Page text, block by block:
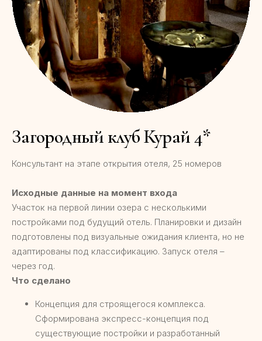
Загородный клуб Курай 4*
Консультант на этапе открытия отеля, 25 номеров
Исходные данные на момент входа
Участок на первой линии озера с несколькими
постройками под будущий отель. Планировки и дизайн
подготовлены под визуальные ожидания клиента, но не
адаптированы под классификацию. Запуск отеля –
через год.
Что сделано
Концепция для строящегося комплекса.
Сформирована экспресс-концепция под
существующие постройки и разработанный